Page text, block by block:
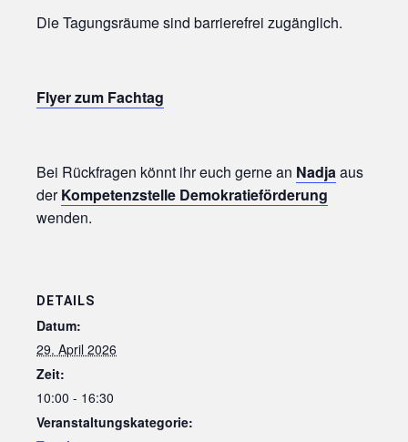
Die Tagungsräume sind barrierefrei zugänglich.
Flyer zum Fachtag
Bei Rückfragen könnt ihr euch gerne an Nadjaaus
derKompetenzstelle Demokratieförderung
wenden.
DETAILS
Datum:
29. April 2026
Zeit:
10:00 - 16:30
Veranstaltungskategorie: